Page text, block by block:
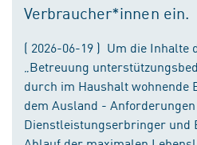
Verbraucher*innen ein.
( 2026-06-19 ) Um die Inhalte
„Betreuung
durch im Haushalt wohnende
dem Ausland -
Dienstleistungserbringer und